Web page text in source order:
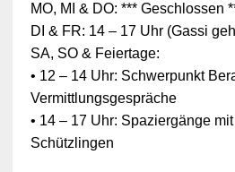
MO, MI & DO: *** Geschlossen
DI & FR: 14 – 17 Uhr (Gassi
SA, SO & Feiertage:
• 12 – 14 Uhr: Schwerpunkt
Vermittlungsgespräche
• 14 – 17 Uhr: Spaziergänge
Schützlingen